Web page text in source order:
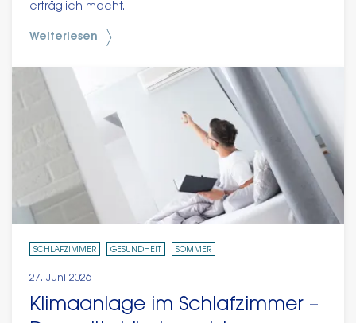
erträglich macht.
Weiterlesen
SCHLAFZIMMER GESUNDHEIT SOMMER
27. Juni 2026
Klimaanlage im Schlafzimmer –